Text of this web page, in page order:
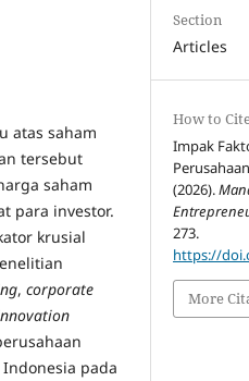
atas saham
tersebut
saham
para investor.
krusial
, corporate
pada
Section
Articles
How to
Impak
(2026).
273.
https://
More